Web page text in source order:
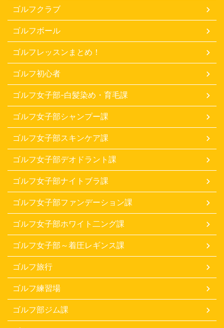
ゴルフクラブ
ゴルフボール
ゴルフレッスンまとめ！
ゴルフ初心者
ゴルフ女子部-白髪染め・育毛課
ゴルフ女子部シャンプー課
ゴルフ女子部スキンケア課
ゴルフ女子部デオドラント課
ゴルフ女子部ナイトブラ課
ゴルフ女子部ファンデーション課
ゴルフ女子部ホワイト二ング課
ゴルフ女子部～着圧レギンス課
ゴルフ旅行
ゴルフ練習場
ゴルフ部ジム課